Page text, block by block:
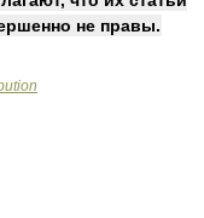
не правы.